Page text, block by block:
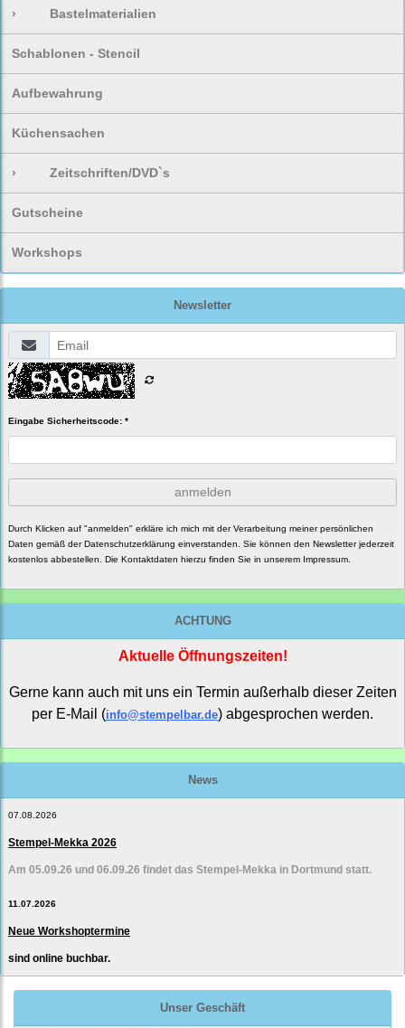
› Bastelmaterialien
Schablonen - Stencil
Aufbewahrung
Küchensachen
› Zeitschriften/DVD`s
Gutscheine
Workshops
Newsletter
Eingabe Sicherheitscode: *
anmelden
Durch Klicken auf "anmelden" erkläre ich mich mit der Verarbeitung meiner persönlichen
Daten gemäß derDatenschutzerklärung einverstanden. Sie können den Newsletter jederzeit
kostenlos abbestellen. Die Kontaktdaten hierzu finden Sie in unserem Impressum.
ACHTUNG
Aktuelle Öffnungszeiten!
Gerne kann auch mit uns ein Termin außerhalb dieser Zeiten
per E-Mail (info@stempelbar.de) abgesprochen werden.
News
07.08.2026
Stempel-Mekka 2026
Am 05.09.26 und 06.09.26 findet das Stempel-Mekka in Dortmund statt.
11.07.2026
Neue Workshoptermine
sind online buchbar.
Unser Geschäft